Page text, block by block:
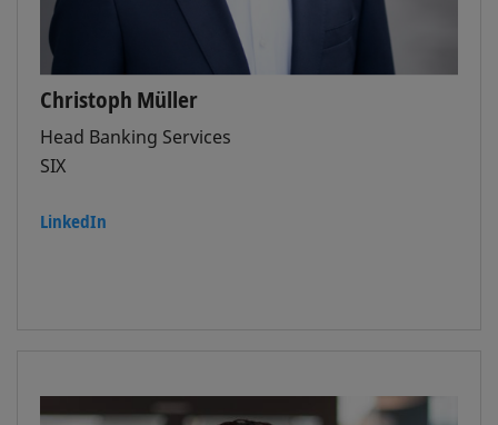
Christoph Müller
Head Banking Services
SIX
LinkedIn